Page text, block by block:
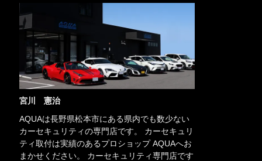
宮川 憲治
AQUAは長野県松本市にある県内でも数少ない
カーセキュリティの専門店です。 カーセキュリ
ティ取付は実績のあるプロショップ AQUAへお
まかせください。 カーセキュリティ専門店です